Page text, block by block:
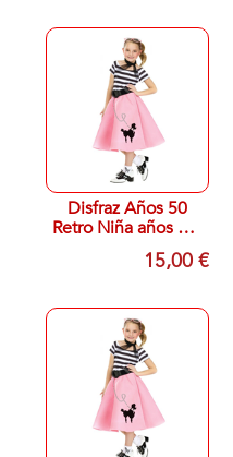
Disfraz Años 50
Retro Niña años 12-
15,00 €